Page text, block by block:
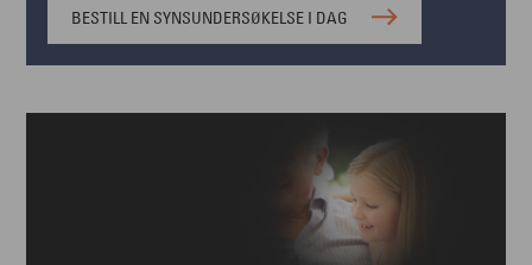
BESTILL EN SYNSUNDERSØKELSE I DAG